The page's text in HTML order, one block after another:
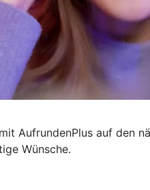
AufrundenPlus auf den
Wünsche.